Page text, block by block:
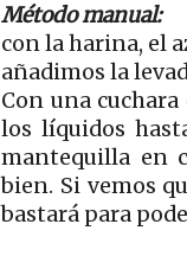
Método manual:
con la harina, el
añadimos la
Con una
los líquidos
mantequilla en
bien. Si vemos
bastará para